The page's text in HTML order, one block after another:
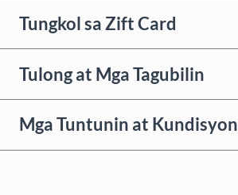
Tungkol sa Zift Card
Tulong at Mga Tagubilin
Mga Tuntunin at Kundisyon